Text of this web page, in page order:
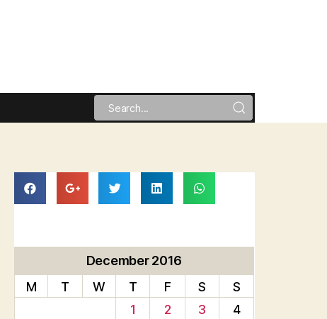
December 2016
M
T W T F S
S
1
2 3
4